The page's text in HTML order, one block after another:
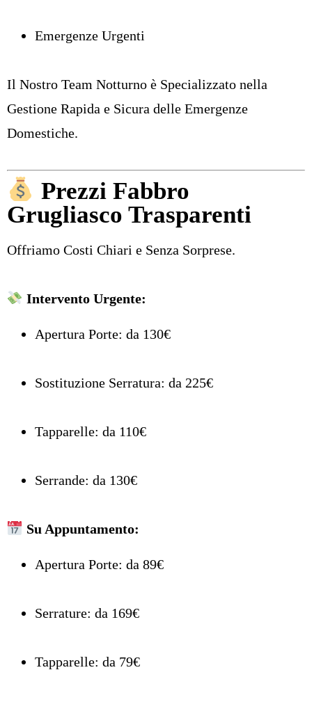
Emergenze Urgenti
Il Nostro Team Notturno è Specializzato nella
Gestione Rapida e Sicura delle Emergenze
Domestiche.
Prezzi Fabbro
Grugliasco Trasparenti
Offriamo Costi Chiari e Senza Sorprese.
Intervento Urgente:
Apertura Porte: da 130€
Sostituzione Serratura: da 225€
Tapparelle: da 110€
Serrande: da 130€
Su Appuntamento:
Apertura Porte: da 89€
Serrature: da 169€
Tapparelle: da 79€